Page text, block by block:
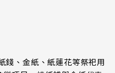
錢、金紙、紙蓮花等祭祀用